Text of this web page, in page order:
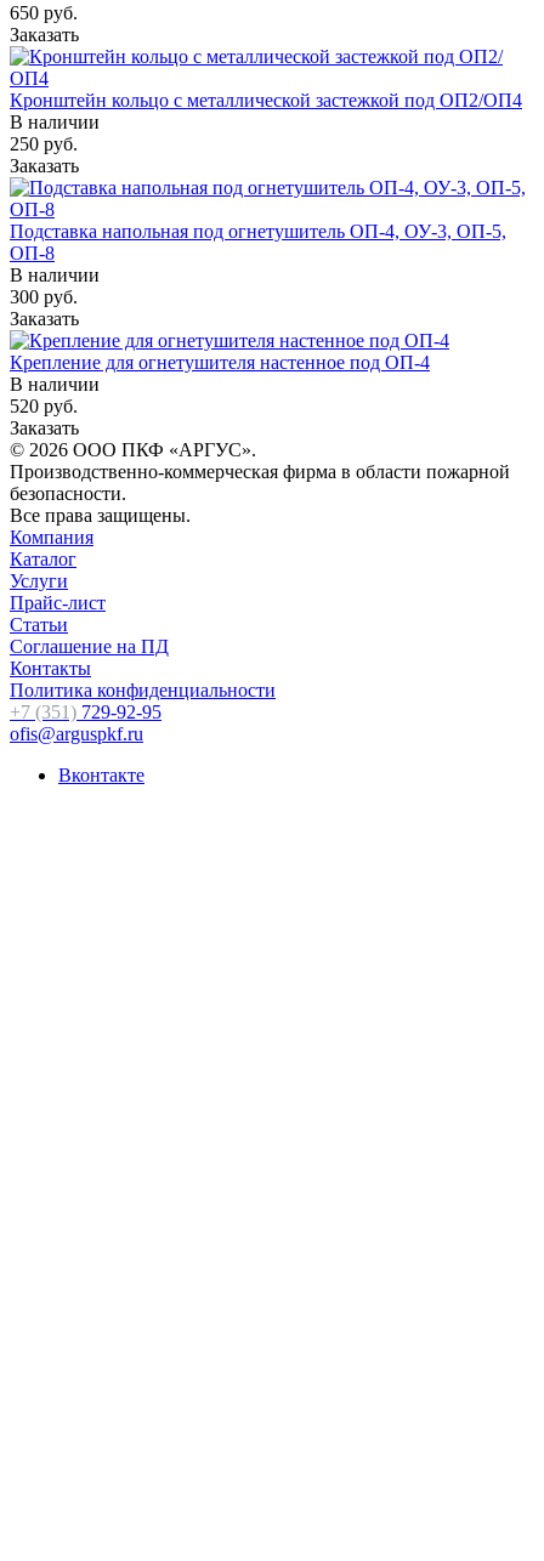
650 руб.
Заказать
Кронштейн кольцо с металлической застежкой под ОП2/ОП4
В наличии
250 руб.
Заказать
Подставка напольная под огнетушитель ОП-4, ОУ-3, ОП-5,
ОП-8
В наличии
300 руб.
Заказать
Крепление для огнетушителя настенное под ОП-4
В наличии
520 руб.
Заказать
© 2026 ООО ПКФ «АРГУС».
Производственно-коммерческая фирма в области пожарной
безопасности.
Все права защищены.
Компания
Каталог
Услуги
Прайс-лист
Статьи
Соглашение на ПД
Контакты
Политика конфиденциальности
+7 (351) 729-92-95
ofis@arguspkf.ru
Вконтакте